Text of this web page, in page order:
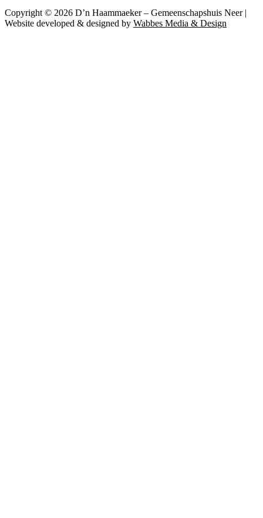
Copyright © 2026 D’n Haammaeker – Gemeenschapshuis Neer |
Website developed & designed by Wabbes Media & Design